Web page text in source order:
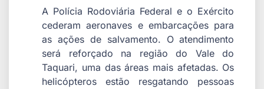
A Polícia Rodoviária Federal e o Exército
cederam aeronaves e embarcações para
as ações de salvamento. O atendimento
será reforçado na região do Vale do
Taquari, uma das áreas mais afetadas. Os
helicópteros estão resgatando pessoas